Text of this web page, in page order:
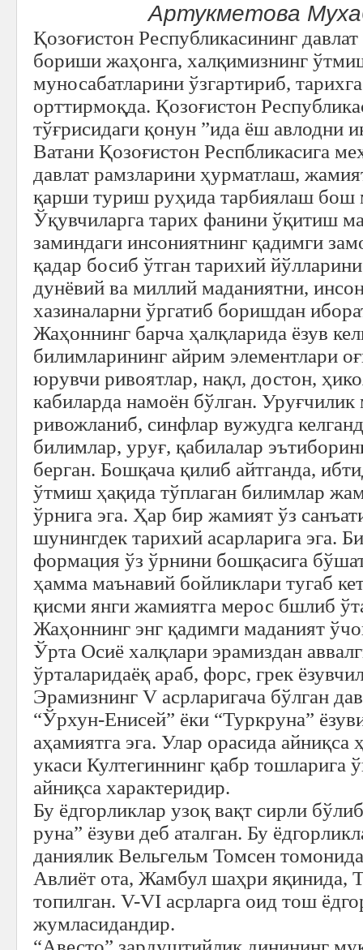
Артукметова
Қозоғистон Республикасининг
бориши жаҳонга, халқимизнинг
муносабатларини ўзгартириб,
орттирмоқда. Қозоғистон
тўғрисидаги қонун ”ида ёш авлодни
Ватани Қозоғистон Респбликасига
давлат рамзларини ҳурматлаш,
қарши туриш руҳида тарбиялаш бош
Ўқувчиларга тарих фанини ўқитиш
заминдаги инсониятнинг қадимги
қадар босиб ўтган тарихий
дунёвий ва миллий маданиятни,
хазиналарни ўргатиб боришдан
Жаҳоннинг барча ҳалқларида ёзув
билимларининг айрим элементлари
юрувчи ривоятлар, нақл, достон,
кабиларда намоён бўлган. Уруғчилик
ривожланиб, синфлар вужудга
билимлар, уруғ, қабилалар
берган. Бошқача қилиб айтганда,
ўтмиш ҳақида тўплаган билимлар
ўрнига эга. Ҳар бир жамият ўз
шунингдек тарихий асарларига эга.
формация ўз ўрнини бошқасига
ҳамма маънавий бойликлари тугаб
қисми янги жамиятга мерос бшлиб
Жаҳоннинг энг қадимги маданият
Ўрта Осиё халқлари эрамиздан
ўрталаридаёқ араб, форс, грек
Эрамизнинг V асрларигача бўлган
“Ўрхун-Енисей” ёки “Туркруна”
аҳамиятга эга. Улар орасида айниқса
укаси Култегиннинг қабр тошларига
айниқса характеридир.
Бу ёдгорликлар узоқ вақт сирли
руна” ёзуви деб аталган. Бу
даниялик Вельгельм Томсен
Авлиёт ота, Жамбул шаҳри яқинида,
топилган. V-VI асрларга оид тош
жумласидандир.